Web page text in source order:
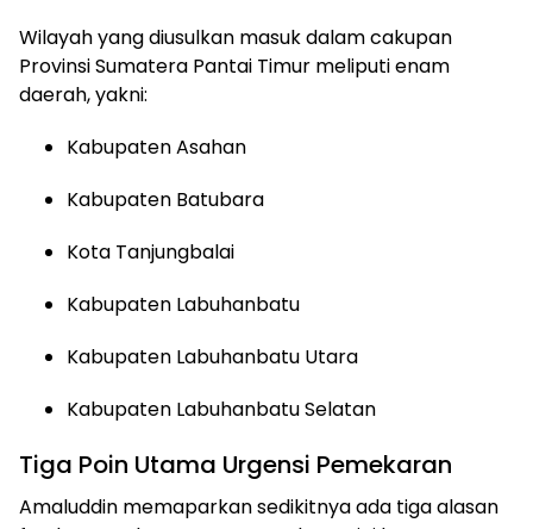
Wilayah yang diusulkan masuk dalam cakupan
Provinsi Sumatera Pantai Timur meliputi enam
daerah, yakni:
Kabupaten Asahan
Kabupaten Batubara
Kota Tanjungbalai
Kabupaten Labuhanbatu
Kabupaten Labuhanbatu Utara
Kabupaten Labuhanbatu Selatan
Tiga Poin Utama Urgensi Pemekaran
Amaluddin memaparkan sedikitnya ada tiga alasan